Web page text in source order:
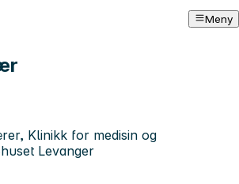
Meny
Klinikk for medisin og
Levanger